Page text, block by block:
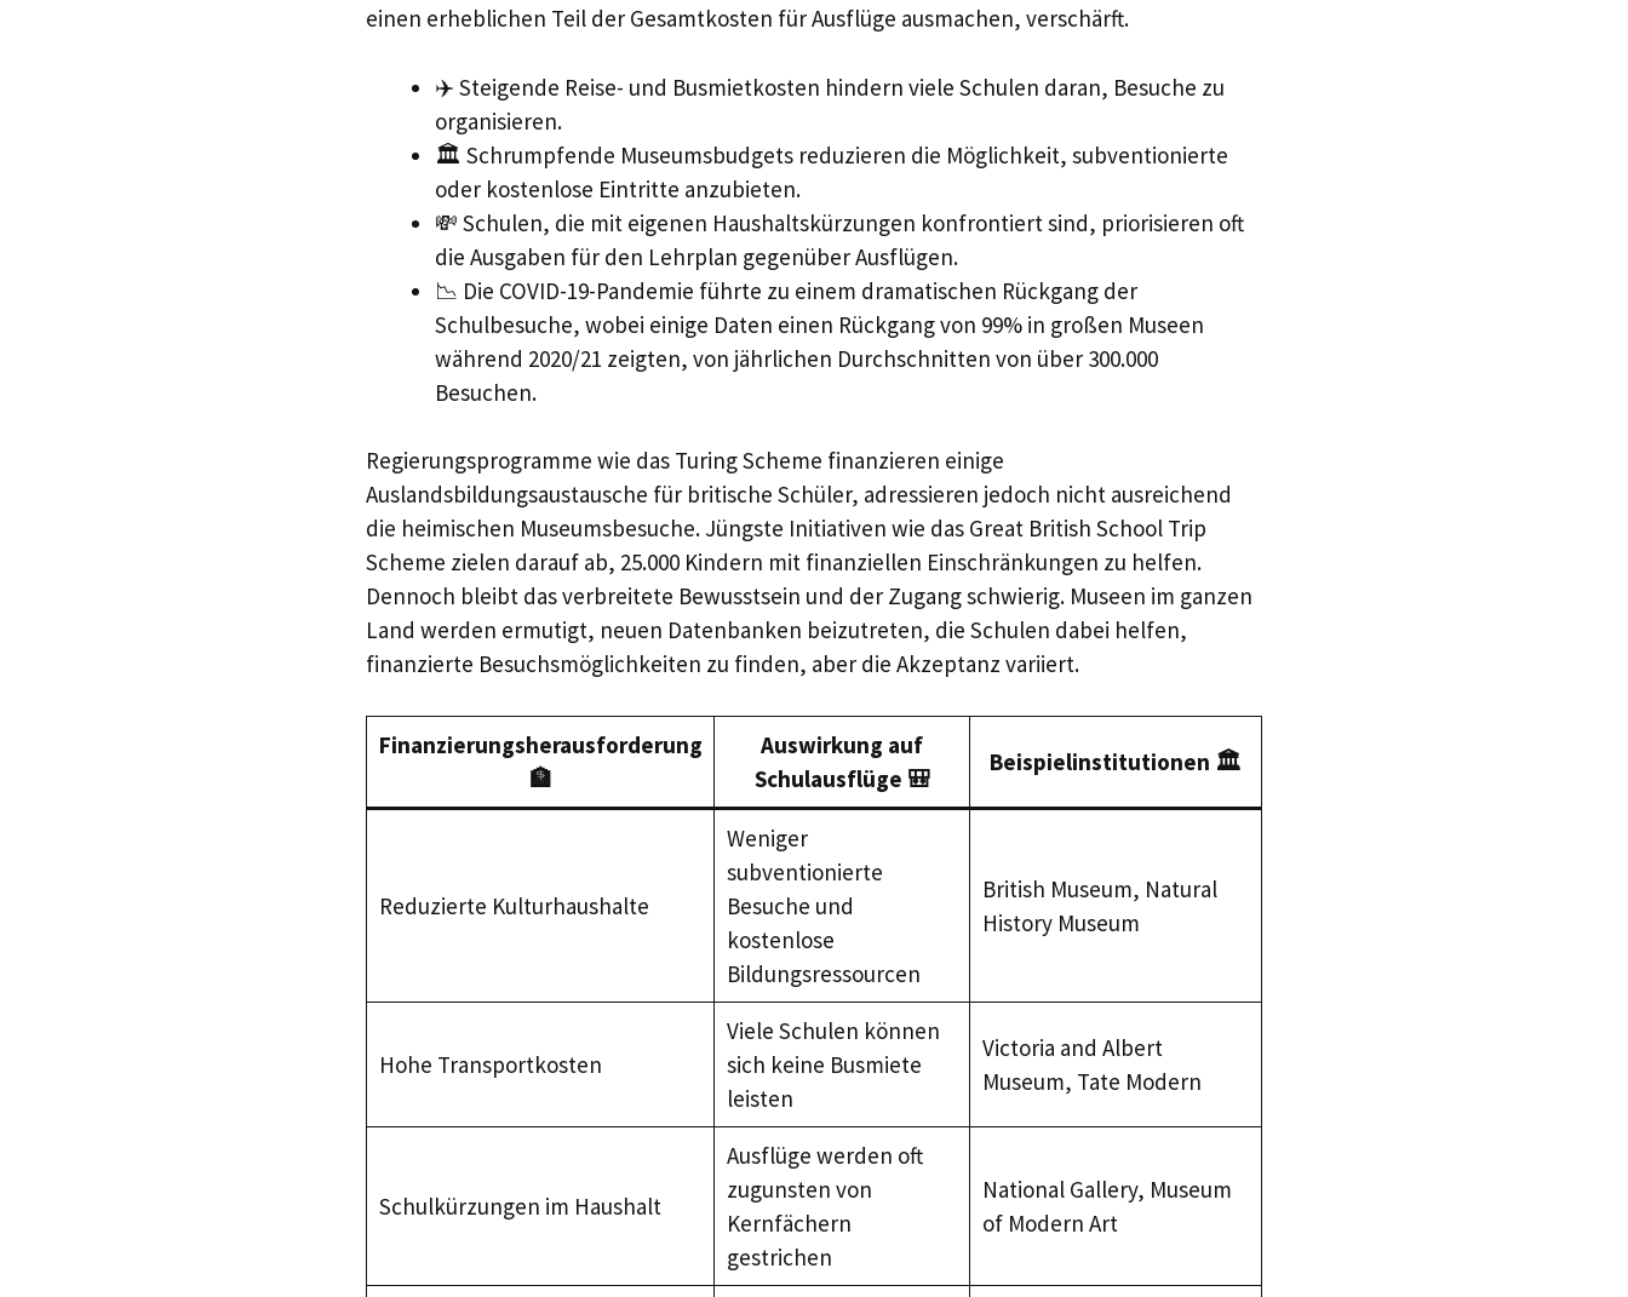
einen erheblichen Teil der Gesamtkosten für Ausflüge ausmachen, verschärft.
✈️ Steigende Reise- und Busmietkosten hindern viele Schulen daran, Besuche zu
organisieren.
🏛️ Schrumpfende Museumsbudgets reduzieren die Möglichkeit, subventionierte
oder kostenlose Eintritte anzubieten.
💸 Schulen, die mit eigenen Haushaltskürzungen konfrontiert sind, priorisieren oft
die Ausgaben für den Lehrplan gegenüber Ausflügen.
📉 Die COVID-19-Pandemie führte zu einem dramatischen Rückgang der
Schulbesuche, wobei einige Daten einen Rückgang von 99% in großen Museen
während 2020/21 zeigten, von jährlichen Durchschnitten von über 300.000
Besuchen.
Regierungsprogramme wie das Turing Scheme finanzieren einige
Auslandsbildungsaustausche für britische Schüler, adressieren jedoch nicht ausreichend
die heimischen Museumsbesuche. Jüngste Initiativen wie das Great British School Trip
Scheme zielen darauf ab, 25.000 Kindern mit finanziellen Einschränkungen zu helfen.
Dennoch bleibt das verbreitete Bewusstsein und der Zugang schwierig. Museen im ganzen
Land werden ermutigt, neuen Datenbanken beizutreten, die Schulen dabei helfen,
finanzierte Besuchsmöglichkeiten zu finden, aber die Akzeptanz variiert.
Finanzierungsherausforderung
🏦
Auswirkung auf
Schulausflüge 🎒
Beispielinstitutionen 🏛️
Reduzierte Kulturhaushalte
Weniger
subventionierte
Besuche und
kostenlose
Bildungsressourcen
British Museum, Natural
History Museum
Hohe Transportkosten
Viele Schulen können
sich keine Busmiete
leisten
Victoria and Albert
Museum, Tate Modern
Schulkürzungen im Haushalt
Ausflüge werden oft
zugunsten von
Kernfächern
gestrichen
National Gallery, Museum
of Modern Art